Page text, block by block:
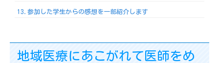
13.参加した学生からの感想を一部紹介します
地域医療にあこがれて医師をめ